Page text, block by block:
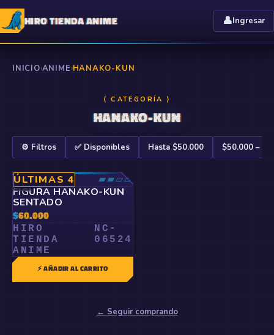
HIRO TIENDA ANIME 👤Ingresar
INICIO›ANIME›HANAKO-KUN
⟨ CATEGORÍA ⟩
HANAKO-KUN
⚙️ Filtros ✅ Disponibles Hasta $50.000 $50.000 –
🤍
ÚLTIMAS 4
RARO
▰▰▱▱
FIGURA HANAKO-KUN
SENTADO
$60.000
HIRO
TIENDA
ANIME
NC-
06524
⚡ AÑADIR AL CARRITO
← Seguir comprando